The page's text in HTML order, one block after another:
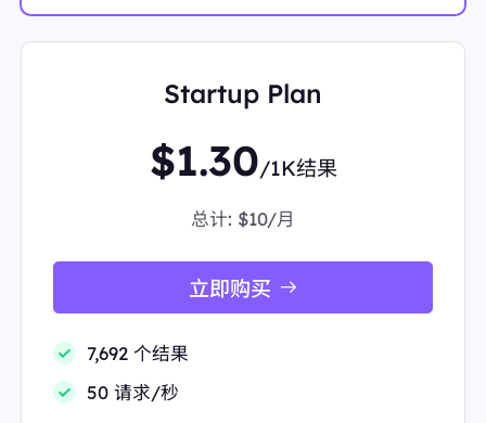
Startup Plan
$1.30/1K结果
总计: $10/月
立即购买
7,692 个结果
50 请求/秒